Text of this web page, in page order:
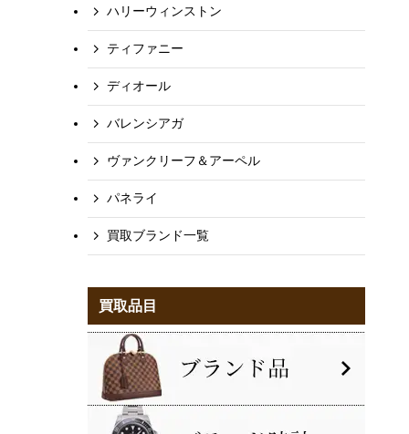
ハリーウィンストン
ティファニー
ディオール
バレンシアガ
ヴァンクリーフ＆アーペル
パネライ
買取ブランド一覧
買取品目